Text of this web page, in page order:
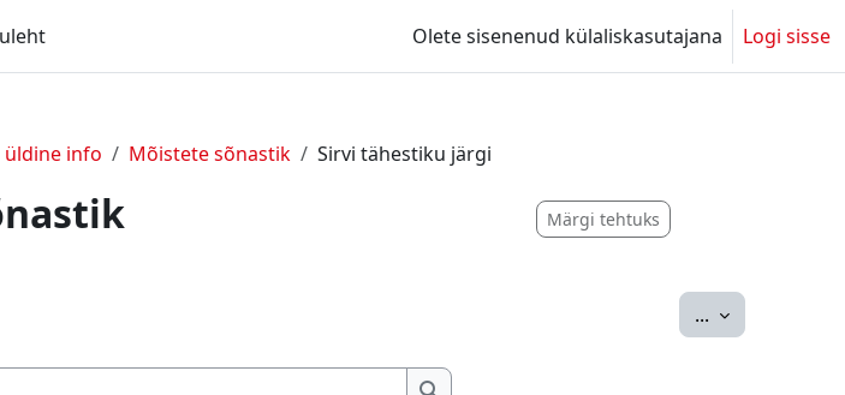
Olete sisenenud külaliskasutajana Logi sisse
üldine info Mõistete sõnastik Sirvi tähestiku järgi
Märgi tehtuks
... Ekspordi
Otsing